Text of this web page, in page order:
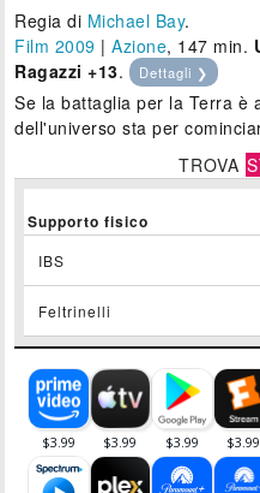
Regia di Michael Bay.
Film 2009 |Azione, 147 min.
Ragazzi +13. Dettagli ❯
Se la battaglia per la Terra è
dell'universo sta per
TROVA
Supporto fisico
IBS
Feltrinelli